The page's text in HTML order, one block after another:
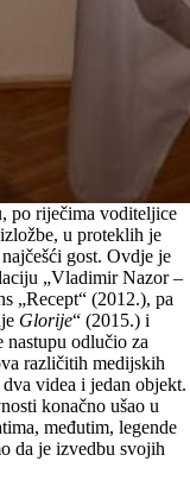
po riječima voditeljice
u proteklih je
gost. Ovdje je
„Vladimir Nazor –
„Recept“ (2012.), pa
Glorije“ (2015.) i
nastupu odlučio za
različitih medijskih
videa i jedan objekt.
konačno ušao u
međutim, legende
da je izvedbu svojih